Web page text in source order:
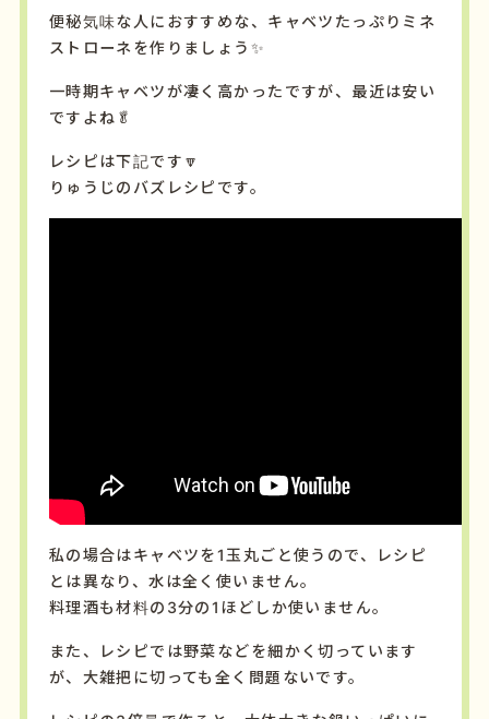
便秘気味な人におすすめな、キャベツたっぷりミネ
ストローネを作りましょう✨
一時期キャベツが凄く高かったですが、最近は安い
ですよね🥬
レシピは下記です🔽
りゅうじのバズレシピです。
私の場合はキャベツを1玉丸ごと使うので、レシピ
とは異なり、水は全く使いません。
料理酒も材料の3分の1ほどしか使いません。
また、レシピでは野菜などを細かく切っています
が、大雑把に切っても全く問題ないです。